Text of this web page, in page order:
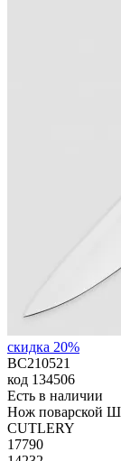
скидка 20%
BC210521
код 134506
Есть в наличии
Нож поварской
CUTLERY
17790